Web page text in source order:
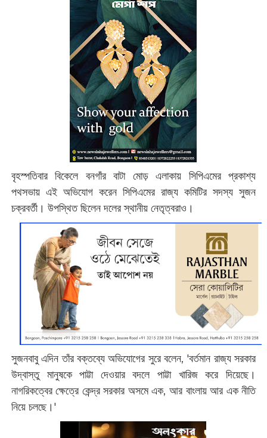
বৃহস্পতিবার বিকেলে বনগাঁর বাটা মোড় এলাকায় সিপিএমের প্রকাশ্য
পথসভায় এই অভিযোগ করেন সিপিএমের রাজ্য কমিটির সদস্য সুজন
চক্রবর্তী। উপস্থিত ছিলেন দলের স্থানীয় নেতৃত্বরাও।
সুজনবাবু এদিন তাঁর বক্তব্যে অভিযোগের সুরে বলেন, 'বর্তমান রাজ্য সরকার
উদ্বাস্তু মানুষকে পাট্টা দেওয়ার বদলে পাট্টা খারিজ করে দিয়েছে।
নাগরিকত্বের ক্ষেত্রে কেন্দ্র সরকার ‌অসমে এক, আর বাংলায় আর এক নীতি
নিয়ে চলছে।'